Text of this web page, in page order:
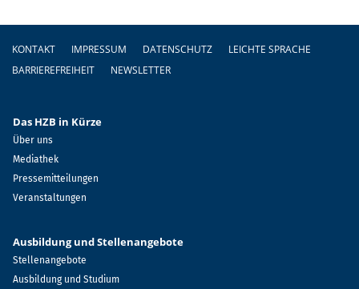
Fußzeile
KONTAKT IMPRESSUM DATENSCHUTZ
LEICHTE SPRACHE
BARRIEREFREIHEIT
NEWSLETTER
Das HZB in Kürze
Über uns
Mediathek
Pressemitteilungen
Veranstaltungen
Ausbildung und Stellenangebote
Stellenangebote
Ausbildung und Studium